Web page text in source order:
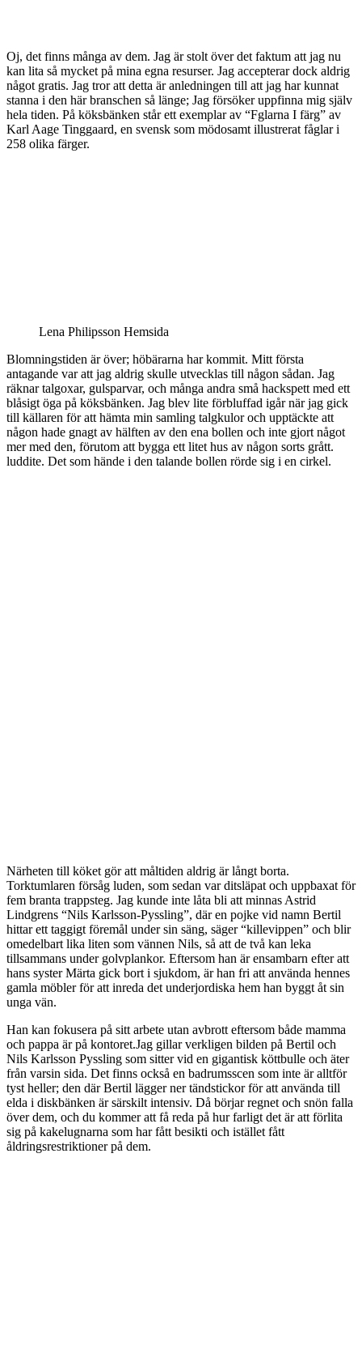
Oj, det finns många av dem. Jag är stolt över det faktum att jag nu
kan lita så mycket på mina egna resurser. Jag accepterar dock aldrig
något gratis. Jag tror att detta är anledningen till att jag har kunnat
stanna i den här branschen så länge; Jag försöker uppfinna mig själv
hela tiden. På köksbänken står ett exemplar av “Fglarna I färg” av
Karl Aage Tinggaard, en svensk som mödosamt illustrerat fåglar i
258 olika färger.
Lena Philipsson Hemsida
Blomningstiden är över; höbärarna har kommit. Mitt första
antagande var att jag aldrig skulle utvecklas till någon sådan. Jag
räknar talgoxar, gulsparvar, och många andra små hackspett med ett
blåsigt öga på köksbänken. Jag blev lite förbluffad igår när jag gick
till källaren för att hämta min samling talgkulor och upptäckte att
någon hade gnagt av hälften av den ena bollen och inte gjort något
mer med den, förutom att bygga ett litet hus av någon sorts grått.
luddite. Det som hände i den talande bollen rörde sig i en cirkel.
Närheten till köket gör att måltiden aldrig är långt borta.
Torktumlaren försåg luden, som sedan var ditsläpat och uppbaxat för
fem branta trappsteg. Jag kunde inte låta bli att minnas Astrid
Lindgrens “Nils Karlsson-Pyssling”, där en pojke vid namn Bertil
hittar ett taggigt föremål under sin säng, säger “killevippen” och blir
omedelbart lika liten som vännen Nils, så att de två kan leka
tillsammans under golvplankor. Eftersom han är ensambarn efter att
hans syster Märta gick bort i sjukdom, är han fri att använda hennes
gamla möbler för att inreda det underjordiska hem han byggt åt sin
unga vän.
Han kan fokusera på sitt arbete utan avbrott eftersom både mamma
och pappa är på kontoret.Jag gillar verkligen bilden på Bertil och
Nils Karlsson Pyssling som sitter vid en gigantisk köttbulle och äter
från varsin sida. Det finns också en badrumsscen som inte är alltför
tyst heller; den där Bertil lägger ner tändstickor för att använda till
elda i diskbänken är särskilt intensiv. Då börjar regnet och snön falla
över dem, och du kommer att få reda på hur farligt det är att förlita
sig på kakelugnarna som har fått besikti och istället fått
åldringsrestriktioner på dem.